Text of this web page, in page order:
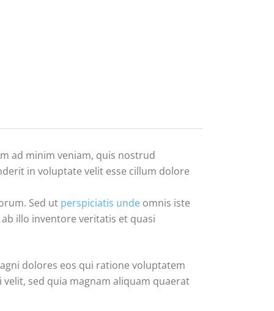
ad minim veniam, quis nostrud
in voluptate velit esse cillum dolore
Sed ut perspiciatis unde omnis iste
illo inventore veritatis et quasi
dolores eos qui ratione voluptatem
sed quia magnam aliquam quaerat